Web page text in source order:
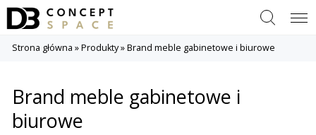
Szukaj Menu
Strona główna »Produkty»Brand meble gabinetowe i biurowe
Brand meble gabinetowe i
biurowe